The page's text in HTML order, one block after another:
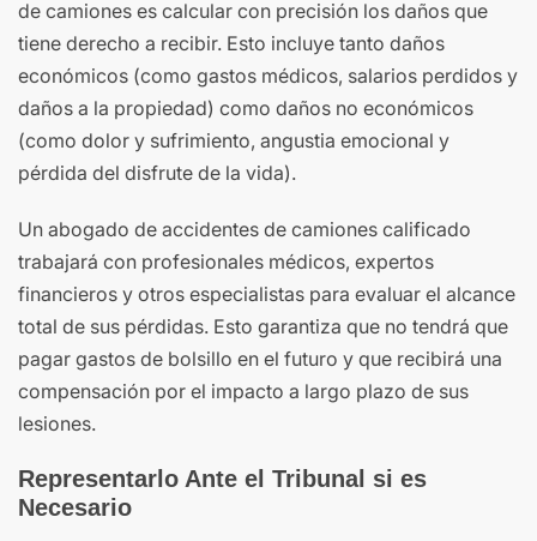
de camiones es calcular con precisión los daños que
tiene derecho a recibir. Esto incluye tanto daños
económicos (como gastos médicos, salarios perdidos y
daños a la propiedad) como daños no económicos
(como dolor y sufrimiento, angustia emocional y
pérdida del disfrute de la vida).
Un abogado de accidentes de camiones calificado
trabajará con profesionales médicos, expertos
financieros y otros especialistas para evaluar el alcance
total de sus pérdidas. Esto garantiza que no tendrá que
pagar gastos de bolsillo en el futuro y que recibirá una
compensación por el impacto a largo plazo de sus
lesiones.
Representarlo Ante el Tribunal si es
Necesario